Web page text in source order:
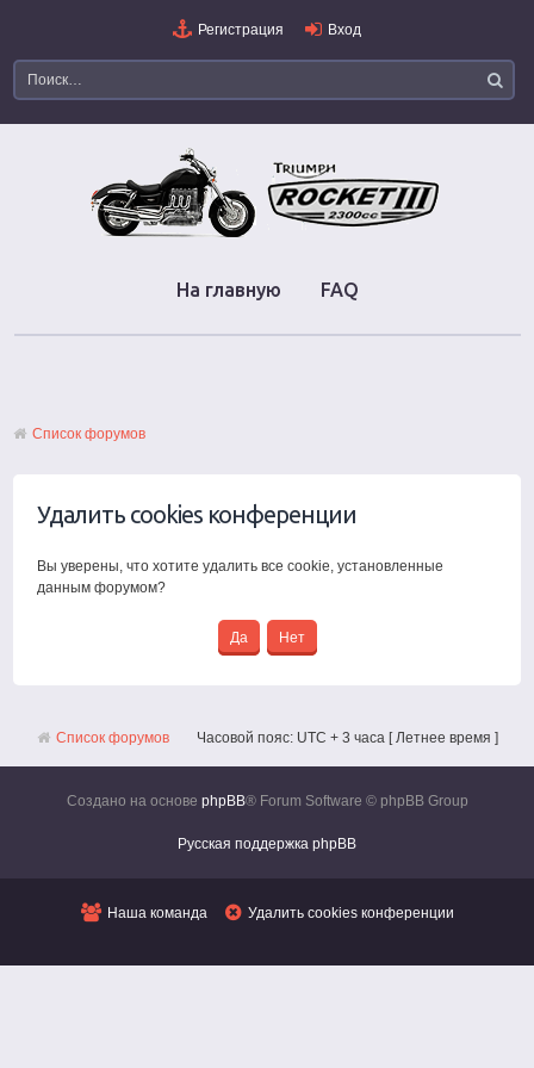
Регистрация Вход
На главную FAQ
Список форумов
Удалить cookies конференции
Вы уверены, что хотите удалить все cookie, установленные
данным форумом?
Список форумов Часовой пояс: UTC + 3 часа [ Летнее время ]
Создано на основе phpBB® Forum Software © phpBB Group
Русская поддержка phpBB
Наша команда Удалить cookies конференции